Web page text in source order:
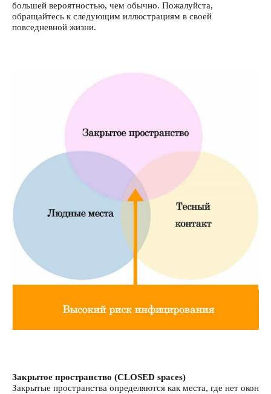
большей вероятностью, чем обычно. Пожалуйста,
обращайтесь к следующим иллюстрациям в своей
повседневной жизни.
Закрытое пространство (CLOSED spaces)
Закрытые пространства определяются как места, где нет окон